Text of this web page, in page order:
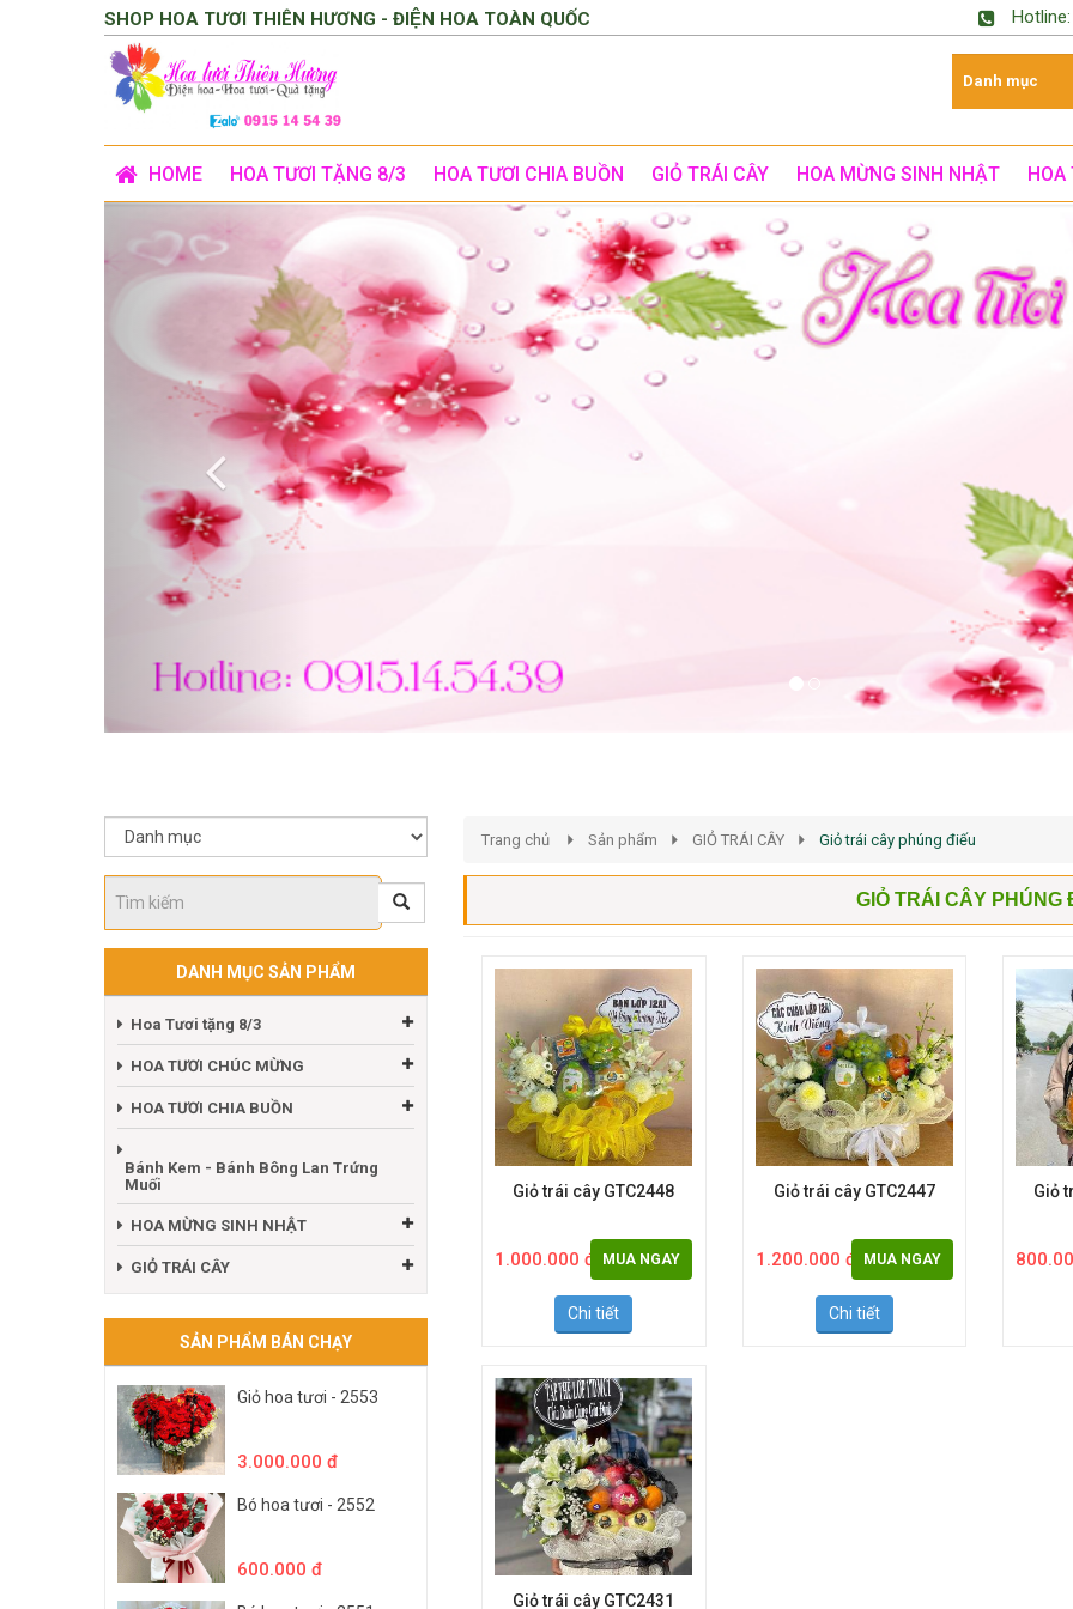
SHOP HOA TƯƠI THIÊN HƯƠNG - ĐIỆN HOA TOÀN QUỐC
HOME HOA TƯƠI TẶNG 8/3 HOA TƯƠI CHIA BUỒN GIỎ TRÁI CÂY HOA MỪNG SINH NHẬT HOA
Previous
DANH MỤC SẢN PHẨM
Hoa Tươi tặng 8/3
HOA TƯƠI CHÚC MỪNG
HOA TƯƠI CHIA BUỒN
Bánh Kem - Bánh Bông Lan Trứng
Muối
HOA MỪNG SINH NHẬT
GIỎ TRÁI CÂY
SẢN PHẨM BÁN CHẠY
Giỏ hoa tươi - 2553
3.000.000 đ
Bó hoa tươi - 2552
600.000 đ
Trang chủ Sản phẩm GIỎ TRÁI CÂY Giỏ trái cây phúng điếu
GIỎ TRÁI CÂY PHÚNG
Giỏ trái cây GTC2448
1.000.000 đ MUA NGAY
Chi tiết
Giỏ trái cây GTC2447
1.200.000 đ MUA NGAY
Chi tiết
Giỏ
Giỏ trái cây GTC2431